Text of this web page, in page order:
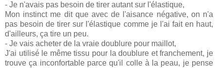
- Je n'avais pas besoin de tirer autant sur l'élastique,
Mon instinct me dit que avec de l'aisance négative, on n'a
pas besoin de tirer sur l'élastique comme je l'ai fait en haut,
d'ailleurs, ça tire un peu.
- Je vais acheter de la vraie doublure pour maillot,
J'ai utilisé le même tissu pour la doublure et franchement, je
trouve ça inconfortable parce qu'il colle à la peau, je pense